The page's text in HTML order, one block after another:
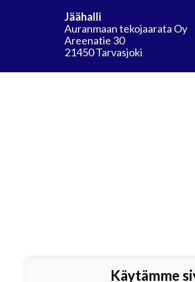
Jäähalli
Auranmaan tekojaarata Oy
Areenatie 30
21450 Tarvasjoki
Käytämme